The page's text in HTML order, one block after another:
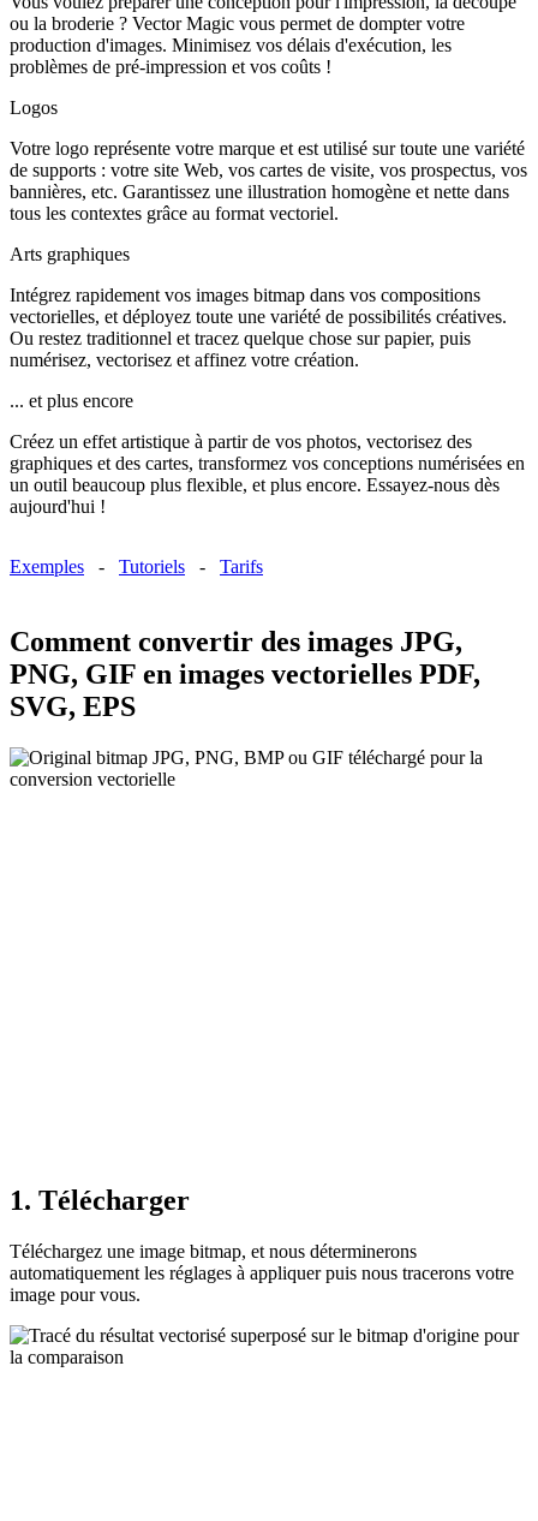
ou la broderie ? Vector Magic vous permet de dompter votre
production d'images. Minimisez vos délais d'exécution, les
problèmes de pré-impression et vos coûts !
Logos
Votre logo représente votre marque et est utilisé sur toute une variété
de supports : votre site Web, vos cartes de visite, vos prospectus, vos
bannières, etc. Garantissez une illustration homogène et nette dans
tous les contextes grâce au format vectoriel.
Arts graphiques
Intégrez rapidement vos images bitmap dans vos compositions
vectorielles, et déployez toute une variété de possibilités créatives.
Ou restez traditionnel et tracez quelque chose sur papier, puis
numérisez, vectorisez et affinez votre création.
... et plus encore
Créez un effet artistique à partir de vos photos, vectorisez des
graphiques et des cartes, transformez vos conceptions numérisées en
un outil beaucoup plus flexible, et plus encore. Essayez-nous dès
aujourd'hui !
Exemples - Tutoriels - Tarifs
Comment convertir des images JPG,
PNG, GIF en images vectorielles PDF,
SVG, EPS
1. Télécharger
Téléchargez une image bitmap, et nous déterminerons
automatiquement les réglages à appliquer puis nous tracerons votre
image pour vous.